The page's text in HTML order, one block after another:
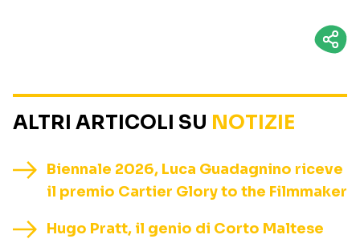
ALTRI ARTICOLI SU NOTIZIE
Biennale 2026, Luca Guadagnino riceve
il premio Cartier Glory to the Filmmaker
Hugo Pratt, il genio di Corto Maltese